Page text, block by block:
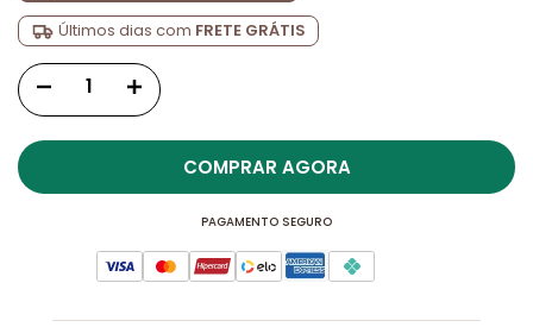
Últimos dias com FRETE GRÁTIS
COMPRAR AGORA
PAGAMENTO SEGURO